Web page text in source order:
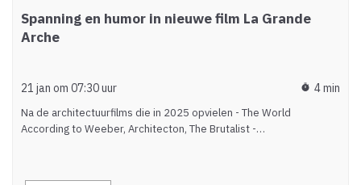
Spanning en humor in nieuwe film La Grande
Arche
21 jan om 07:30 uur timer 4 min
Na de architectuurfilms die in 2025 opvielen - The World
According to Weeber, Architecton, The Brutalist -…